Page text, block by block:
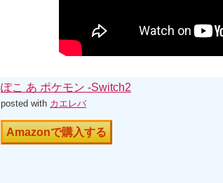
ぽこ あ ポケモン -Switch2
posted with カエレバ
Amazonで購入する